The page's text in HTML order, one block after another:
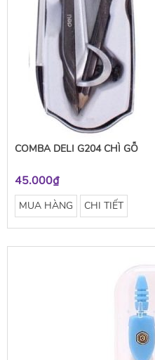
COMBA DELI G204 CHÌ GỖ
45.000₫
MUA HÀNG CHI TIẾT